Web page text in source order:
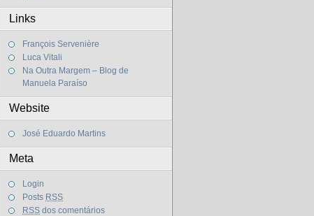
Links
François Servenière
Luca Vitali
Na Outra Margem – Blog de
Manuela Paraíso
Website
José Eduardo Martins
Meta
Login
Posts RSS
RSS dos comentários